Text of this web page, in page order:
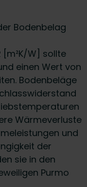
Bodenbelag
W] sollte
einen Wert von
Bodenbeläge
Wärmeverluste
und
der
sie in den
Purmo